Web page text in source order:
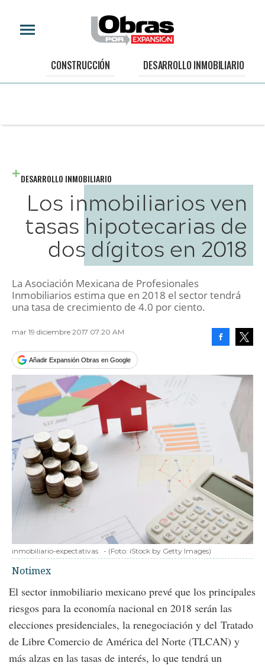
CONSTRUCCIÓN DESARROLLO INMOBILIARIO
DESARROLLO INMOBILIARIO
Los inmobiliarios ven
tasas hipotecarias de
dos dígitos en 2018
La Asociación Mexicana de Profesionales
Inmobiliarios estima que en 2018 el sector tendrá
una tasa de crecimiento de 4.0 por ciento.
mar 19 diciembre 2017 07:20 AM
Añadir Expansión Obras en Google
inmobiliario-expectativas - (Foto: iStock by Getty Images)
Notimex
El sector inmobiliario mexicano prevé que los principales
riesgos para la economía nacional en 2018 serán las
elecciones presidenciales, la renegociación y del Tratado
de Libre Comercio de América del Norte (TLCAN) y
más alzas en las tasas de interés, lo que tendrá un